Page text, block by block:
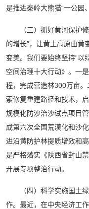
是推进秦岭大熊猫“一公园
（三）抓好黄河保护修
的增长”，让黄土高原由黄
变美。我们要始终坚持“以
空间治理十大行动》。一
程，完成营造林300万亩
索修复重建路径和技术，
规模化防沙治沙试点项目
成第六次全国荒漠化和沙
进沿黄防护林提质增效和
是严格落实《陕西省封山
开展专项整治行动。
（四）科学实施国土绿
作。最近，在中央经济工